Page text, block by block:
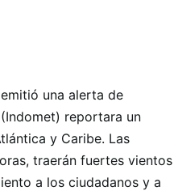
una alerta de
reportara un
y Caribe. Las
traerán fuertes vientos
a los ciudadanos y a